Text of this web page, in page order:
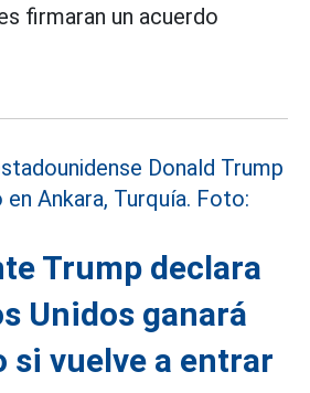
firmaran un acuerdo
Trump declara
Unidos ganará
si vuelve a entrar